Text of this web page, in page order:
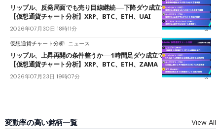
リップル、反発局面でも売り目線継続──下降ダウ成立で下値追う展開
【仮想通貨チャート分析】XRP、BTC、ETH、UAI
2026年07月30日 18時11分
仮想通貨チャート分析 ニュース
リップル、上昇再開の条件整うか──1時間足ダウ成立で1.185ドルを狙う
【仮想通貨チャート分析】XRP、BTC、ETH、ZAMA
2026年07月23日 19時07分
変動率の高い銘柄一覧 View All